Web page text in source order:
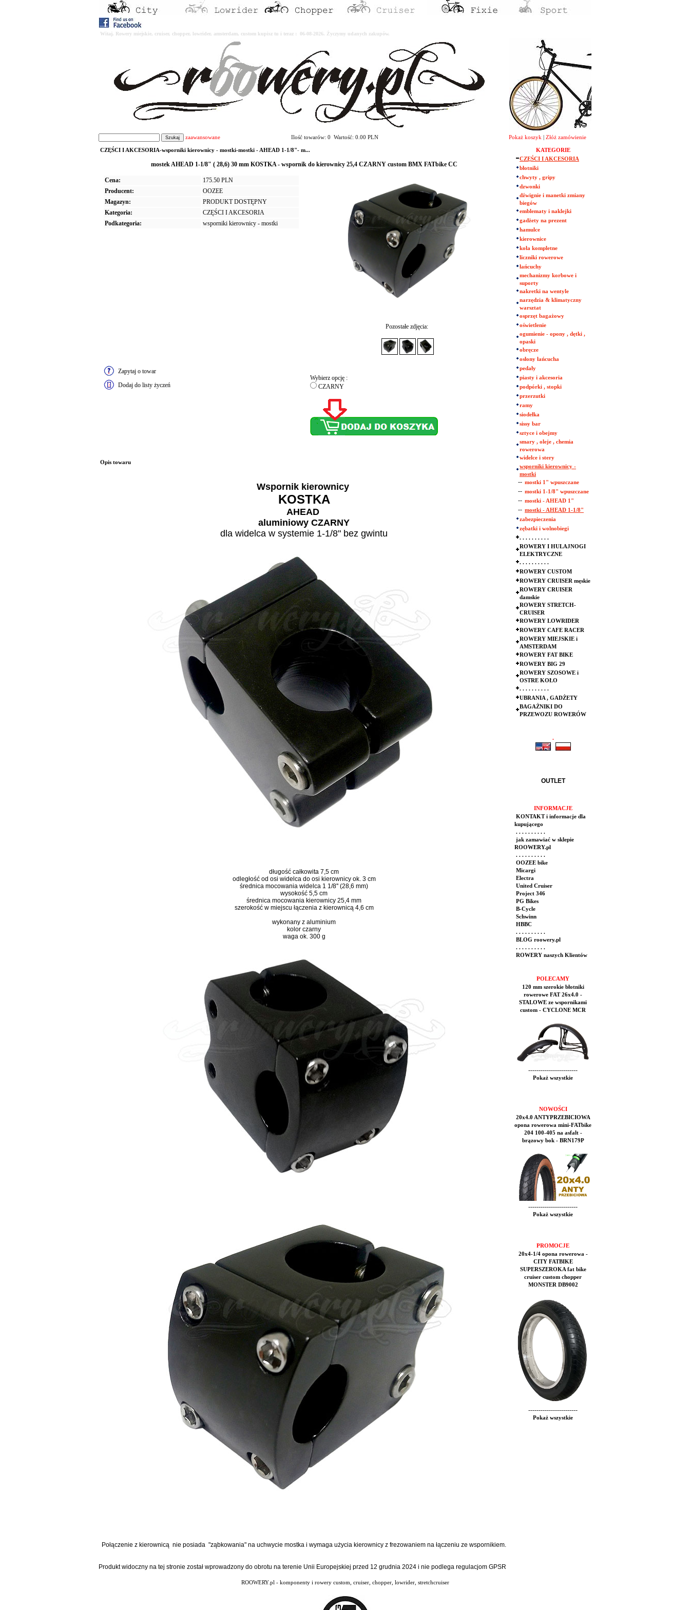
Witaj. Rowery miejskie, cruiser, chopper, lowrider, amsterdam, custom kupisz tu i teraz : 06-08-2026. Życzymy udanych zakupów.
zaawansowane Ilość towarów: 0 Wartość: 0.00 PLN Pokaż koszyk Złóż zamówienie
CZĘŚCI I AKCESORIA-wsporniki kierownicy - mostki-mostki - AHEAD 1-1/8"- m...
mostek AHEAD 1-1/8" ( 28,6) 30 mm KOSTKA - wspornik do kierownicy 25,4 CZARNY custom BMX FATbike CC
Cena:
175.50 PLN
Producent:
OOZEE
Magazyn:
PRODUKT DOSTĘPNY
Kategoria:
CZĘŚCI I AKCESORIA
Podkategoria:
wsporniki kierownicy - mostki
Pozostałe zdjęcia:
Zapytaj o towar
Dodaj do listy życzeń
Wybierz opcję :
CZARNY
Opis towaru
Wspornik kierownicy
KOSTKA
AHEAD
aluminiowy CZARNY
dla widelca w systemie 1-1/8" bez gwintu
długość całkowita 7,5 cm
odległość od osi widelca do osi kierownicy ok. 3 cm
średnica mocowania widelca 1 1/8'' (28,6 mm)
wysokość 5,5 cm
średnica mocowania kierownicy 25,4 mm
szerokość w miejscu łączenia z kierownicą 4,6 cm
wykonany z aluminium
kolor czarny
waga ok. 300 g
Połączenie z kierownicą nie posiada "ząbkowania" na uchwycie mostka i wymaga użycia kierownicy z frezowaniem na łączeniu ze wspornikiem.
Produkt widoczny na tej stronie został wprowadzony do obrotu na terenie Unii Europejskiej przed 12 grudnia 2024 i nie podlega regulacjom GPSR
KATEGORIE
CZĘŚCI I AKCESORIA
błotniki
chwyty , gripy
dzwonki
dźwignie i manetki zmiany
biegów
emblematy i naklejki
gadżety na prezent
hamulce
kierownice
koła kompletne
liczniki rowerowe
łańcuchy
mechanizmy korbowe i
suporty
nakretki na wentyle
narzędzia & klimatyczny
warsztat
osprzęt bagażowy
oświetlenie
ogumienie - opony , dętki ,
opaski
obręcze
osłony łańcucha
pedały
piasty i akcesoria
podpórki , stopki
przerzutki
ramy
siodełka
sissy bar
sztyce i obejmy
smary , oleje , chemia
rowerowa
widelce i stery
wsporniki kierownicy -
mostki
-- mostki 1" wpuszczane
-- mostki 1-1/8" wpuszczane
-- mostki - AHEAD 1"
-- mostki - AHEAD 1-1/8"
zabezpieczenia
zębatki i wolnobiegi
. . . . . . . . . .
ROWERY I HULAJNOGI
ELEKTRYCZNE
. . . . . . . . . .
ROWERY CUSTOM
ROWERY CRUISER męskie
ROWERY CRUISER
damskie
ROWERY STRETCH-
CRUISER
ROWERY LOWRIDER
ROWERY CAFE RACER
ROWERY MIEJSKIE i
AMSTERDAM
ROWERY FAT BIKE
ROWERY BIG 29
ROWERY SZOSOWE i
OSTRE KOŁO
. . . . . . . . . .
UBRANIA , GADŻETY
BAGAŻNIKI DO
PRZEWOZU ROWERÓW
.
OUTLET
INFORMACJE
KONTAKT i informacje dla
kupującego
. . . . . . . . . .
jak zamawiać w sklepie
ROOWERY.pl
. . . . . . . . . .
OOZEE bike
Micargi
Electra
United Cruiser
Project 346
PG Bikes
B-Cycle
Schwinn
HBBC
. . . . . . . . . .
BLOG roowery.pl
. . . . . . . . . .
ROWERY naszych Klientów
POLECAMY
120 mm szerokie błotniki
rowerowe FAT 26x4.0 -
STALOWE ze wspornikami
custom - CYCLONE MCR
------------------------
Pokaż wszystkie
NOWOŚCI
20x4.0 ANTYPRZEBICIOWA
opona rowerowa mini-FATbike
204 100-405 na asfalt -
brązowy bok - BRN179P
------------------------
Pokaż wszystkie
PROMOCJE
20x4-1/4 opona rowerowa -
CITY FATBIKE
SUPERSZEROKA fat bike
cruiser custom chopper
MONSTER DB9002
------------------------
Pokaż wszystkie
ROOWERY.pl - komponenty i rowery custom, cruiser, chopper, lowrider, stretchcruiser